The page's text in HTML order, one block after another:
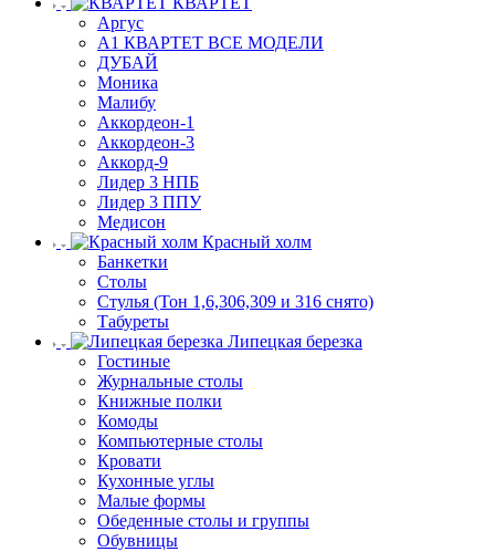
Аргус
А1 КВАРТЕТ ВСЕ МОДЕЛИ
ДУБАЙ
Моника
Малибу
Аккордеон-1
Аккордеон-3
Аккорд-9
Лидер 3 НПБ
Лидер 3 ППУ
Медисон
Красный холм
Банкетки
Столы
Стулья (Тон 1,6,306,309 и 316 снято)
Табуреты
Липецкая березка
Гостиные
Журнальные столы
Книжные полки
Комоды
Компьютерные столы
Кровати
Кухонные углы
Малые формы
Обеденные столы и группы
Обувницы